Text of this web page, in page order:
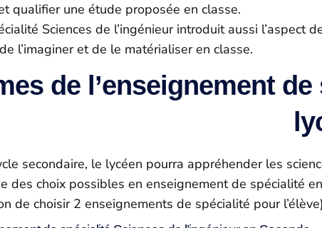
qualifier une étude proposée en classe.
Sciences de l’ingénieur introduit aussi
l’imaginer et de le matérialiser en classe.
de l’enseignement
secondaire, le lycéen pourra appréhender les
des choix possibles en enseignement de spécialité
de choisir 2 enseignements de spécialité pour